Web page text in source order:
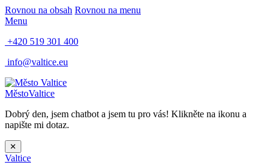
Rovnou na obsah Rovnou na menu
Menu
+420 519 301 400
info@valtice.eu
MěstoValtice
Dobrý den, jsem chatbot a jsem tu pro vás! Klikněte na ikonu a
napište mi dotaz.
✕
Valtice